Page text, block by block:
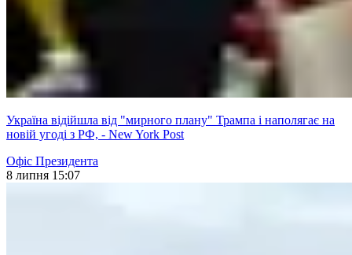
Україна відійшла від "мирного плану" Трампа і наполягає на
новій угоді з РФ, - New York Post
Офіс Президента
8 липня 15:07